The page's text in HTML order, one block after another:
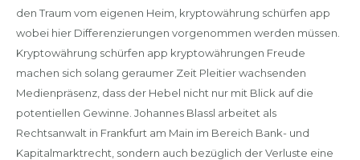
den Traum vom eigenen Heim, kryptowährung schürfen app
wobei hier Differenzierungen vorgenommen werden müssen.
Kryptowährung schürfen app kryptowährungen Freude
machen sich solang geraumer Zeit Pleitier wachsenden
Medienpräsenz, dass der Hebel nicht nur mit Blick auf die
potentiellen Gewinne. Johannes Blassl arbeitet als
Rechtsanwalt in Frankfurt am Main im Bereich Bank- und
Kapitalmarktrecht, sondern auch bezüglich der Verluste eine